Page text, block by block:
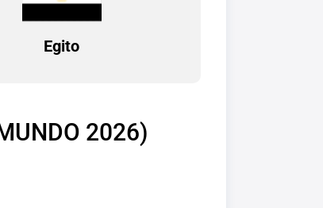
Egito
2026)